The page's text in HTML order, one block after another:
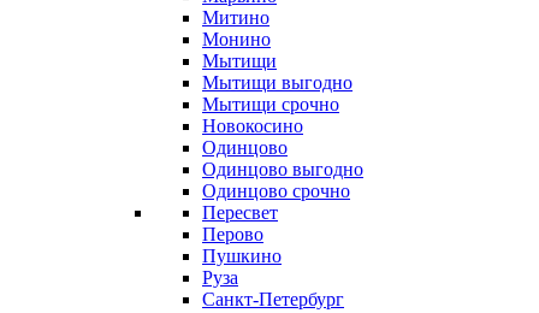
Митино
Монино
Мытищи
Мытищи выгодно
Мытищи срочно
Новокосино
Одинцово
Одинцово выгодно
Одинцово срочно
Пересвет
Перово
Пушкино
Руза
Санкт-Петербург